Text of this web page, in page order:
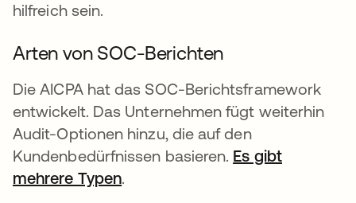
hilfreich sein.
Arten von SOC-Berichten
Die AICPA hat das SOC-Berichtsframework
entwickelt. Das Unternehmen fügt weiterhin
Audit-Optionen hinzu, die auf den
Kundenbedürfnissen basieren. Es gibt
mehrere Typenwird in einer neuen
.